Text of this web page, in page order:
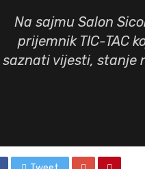
Na sajmu Salon
prijemnik TIC-TAC
saznati vijesti, stanje